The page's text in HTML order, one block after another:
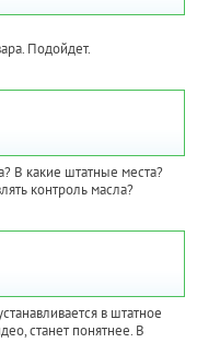
Подойдет.
В какие штатные места?
контроль масла?
в штатное
станет понятнее. В